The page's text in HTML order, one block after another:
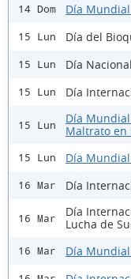
14 Dom Día
15 Lun Día del
15 Lun Día
15 Lun Día
15 Lun
Día
Maltrato en
15 Lun Día
16 Mar Día
16 Mar
Día
Lucha de
16 Mar Día